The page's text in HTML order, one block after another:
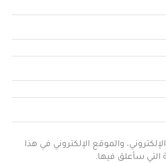
والموقع الإلكتروني في هذا
التي سأعلق فيها.